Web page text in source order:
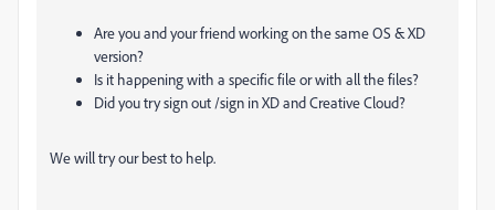
Are you and your friend working on the same OS & XD
version?
Is it happening with a specific file or with all the files?
Did you try sign out /sign in XD and Creative Cloud?
We will try our best to help.